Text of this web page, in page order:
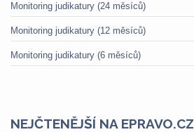
Monitoring judikatury (24 měsíců)
Monitoring judikatury (12 měsíců)
Monitoring judikatury (6 měsíců)
NEJČTENĚJŠÍ NA EPRAVO.CZ